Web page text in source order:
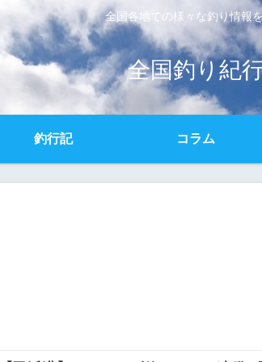
全国各地での様々な釣り情報
全国釣り紀
釣行記 コラム